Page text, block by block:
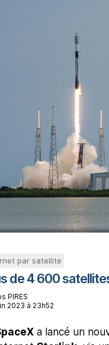
par satellite
de 4 600
PIRES
2023 à 23h52
a lancé un